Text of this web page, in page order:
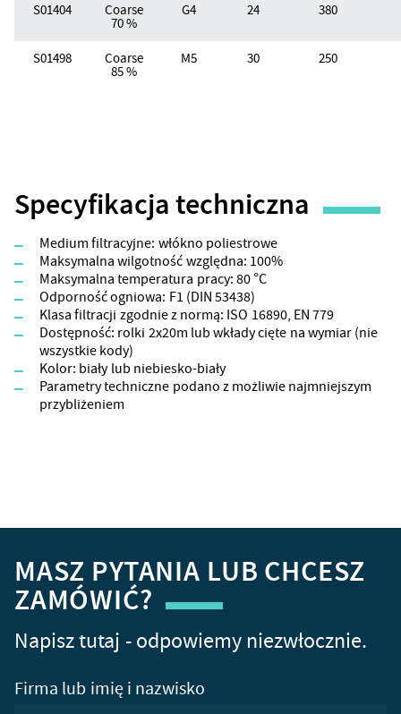
S01404 Coarse
70 %
G4 24 380
S01498 Coarse
85 %
M5 30 250
Specyfikacja techniczna
Medium filtracyjne: włókno poliestrowe
Maksymalna wilgotność względna: 100%
Maksymalna temperatura pracy: 80 °C
Odporność ogniowa: F1 (DIN 53438)
Klasa filtracji zgodnie z normą: ISO 16890, EN 779
Dostępność: rolki 2x20m lub wkłady cięte na wymiar (nie
wszystkie kody)
Kolor: biały lub niebiesko-biały
Parametry techniczne podano z możliwie najmniejszym
przybliżeniem
MASZ PYTANIA LUB CHCESZ
ZAMÓWIĆ?
Napisz tutaj - odpowiemy niezwłocznie.
Firma lub imię i nazwisko